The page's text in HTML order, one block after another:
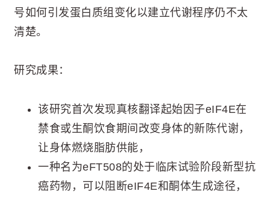
号如何引发蛋白质组变化以建立代谢程序仍不太
清楚。
研究成果：
该研究首次发现真核翻译起始因子eIF4E在
禁食或生酮饮食期间改变身体的新陈代谢，
让身体燃烧脂肪供能，
一种名为eFT508的处于临床试验阶段新型抗
癌药物，可以阻断eIF4E和酮体生成途径，